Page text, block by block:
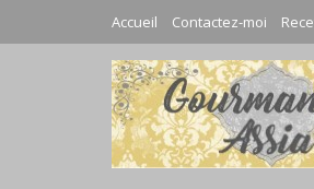
Accueil Contactez-moi